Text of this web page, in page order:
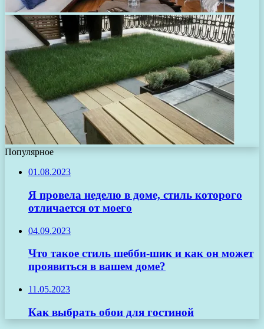
Популярное
01.08.2023
Я провела неделю в доме, стиль которого
отличается от моего
04.09.2023
Что такое стиль шебби-шик и как он может
проявиться в вашем доме?
11.05.2023
Как выбрать обои для гостиной